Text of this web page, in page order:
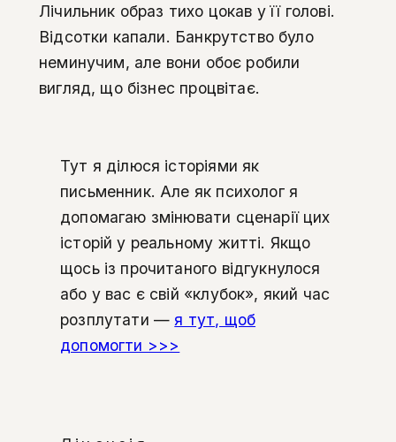
Лічильник образ тихо цокав у її голові.
Відсотки капали. Банкрутство було
неминучим, але вони обоє робили
вигляд, що бізнес процвітає.
Тут я ділюся історіями як
письменник. Але як психолог я
допомагаю змінювати сценарії цих
історій у реальному житті. Якщо
щось із прочитаного відгукнулося
або у вас є свій «клубок», який час
розплутати — я тут, щоб
допомогти >>>